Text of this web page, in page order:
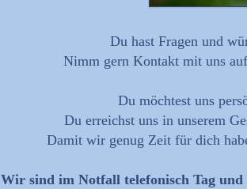
Du hast Fragen und
Nimm gern Kontakt mit uns
Du möchtest uns
Du erreichst uns in unserem
Damit wir genug Zeit für dich
Wir sind im Notfall telefonisch Tag